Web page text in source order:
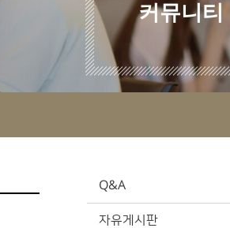
커뮤니티
Q&A
자유게시판